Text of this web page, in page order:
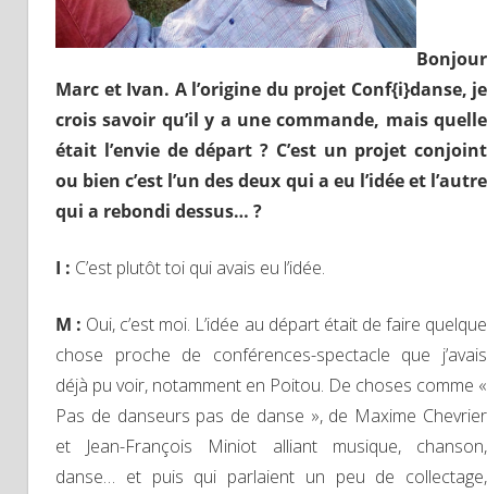
Bonjour
Marc et Ivan. A l’origine du projet Conf{i}danse, je
crois savoir qu’il y a une commande, mais quelle
était l’envie de départ ? C’est un projet conjoint
ou bien c’est l’un des deux qui a eu l’idée et l’autre
qui a rebondi dessus… ?
I : C’est plutôt toi qui avais eu l’idée.
M : Oui, c’est moi. L’idée au départ était de faire quelque
chose proche de conférences-spectacle que j’avais
déjà pu voir, notamment en Poitou. De choses comme «
Pas de danseurs pas de danse », de Maxime Chevrier
et Jean-François Miniot alliant musique, chanson,
danse… et puis qui parlaient un peu de collectage,